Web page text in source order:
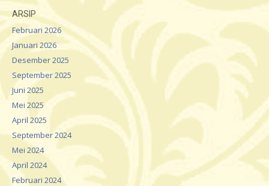
ARSIP
Februari 2026
Januari 2026
Desember 2025
September 2025
Juni 2025
Mei 2025
April 2025
September 2024
Mei 2024
April 2024
Februari 2024